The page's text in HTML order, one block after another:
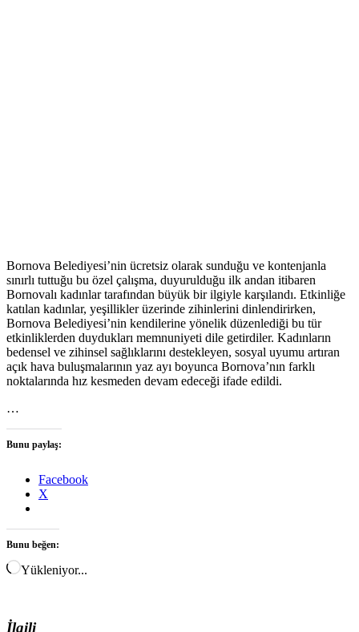
Bornova Belediyesi’nin ücretsiz olarak sunduğu ve kontenjanla
sınırlı tuttuğu bu özel çalışma, duyurulduğu ilk andan itibaren
Bornovalı kadınlar tarafından büyük bir ilgiyle karşılandı. Etkinliğe
katılan kadınlar, yeşillikler üzerinde zihinlerini dinlendirirken,
Bornova Belediyesi’nin kendilerine yönelik düzenlediği bu tür
etkinliklerden duydukları memnuniyeti dile getirdiler. Kadınların
bedensel ve zihinsel sağlıklarını destekleyen, sosyal uyumu artıran
açık hava buluşmalarının yaz ayı boyunca Bornova’nın farklı
noktalarında hız kesmeden devam edeceği ifade edildi.
…
Bunu paylaş:
Facebook
X
Bunu beğen:
Yükleniyor...
İlgili